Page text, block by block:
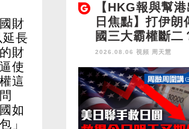
財
長
財
使
這
如
」
【HKG報與幫
日焦點】打伊
國三大霸權斷二
2026.08.06 視頻 周天慧